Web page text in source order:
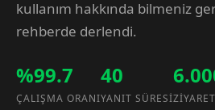
kullanım hakkında bilmeniz
rehberde derlendi.
%99.7
ÇALIŞMA ORANI
40
YANIT SÜRESIZIYARET